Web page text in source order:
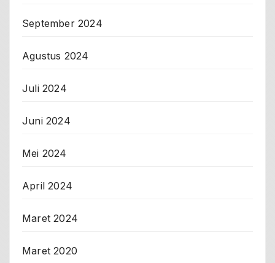
September 2024
Agustus 2024
Juli 2024
Juni 2024
Mei 2024
April 2024
Maret 2024
Maret 2020